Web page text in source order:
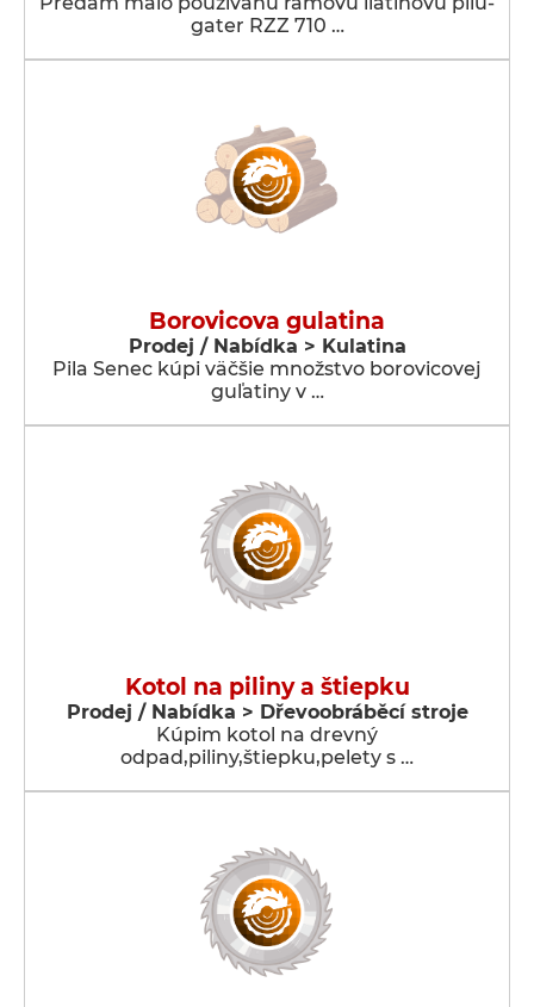
gater RZZ 710 …
Borovicova gulatina
Prodej / Nabídka > Kulatina
Pila Senec kúpi väčšie množstvo borovicovej
guľatiny v …
Kotol na piliny a štiepku
Prodej / Nabídka > Dřevoobráběcí stroje
Kúpim kotol na drevný
odpad,piliny,štiepku,pelety s …